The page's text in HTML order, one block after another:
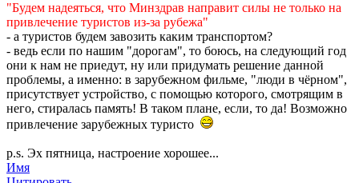
"Будем надеяться, что Минздрав направит силы не только на
привлечение туристов из-за рубежа"
- а туристов будем завозить каким транспортом?
- ведь если по нашим "дорогам", то боюсь, на следующий год
они к нам не приедут, ну или придумать решение данной
проблемы, а именно: в зарубежном фильме, "люди в чёрном",
присутствует устройство, с помощью которого, смотрящим в
него, стиралась память! В таком плане, если, то да! Возможно
привлечение зарубежных туристо
p.s. Эх пятница, настроение хорошее...
Имя